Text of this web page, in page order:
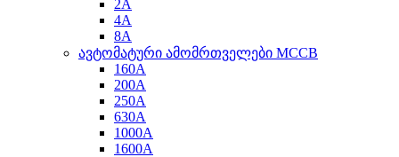
2A
4A
8A
ავტომატური ამომრთველები MCCB
160A
200A
250A
630A
1000A
1600A